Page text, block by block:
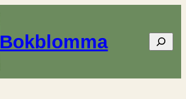
Bokblomma Sök